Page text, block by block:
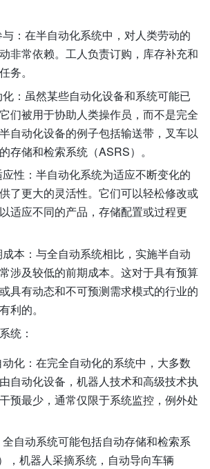
：在半自动化系统中，对人类劳动的
非常依赖。工人负责订购，库存补充和
务。
：虽然某些自动化设备和系统可能已
们被用于协助人类操作员，而不是完全
自动化设备的例子包括输送带，叉车以
存储和检索系统（ASRS）。
性：半自动化系统为适应不断变化的
了更大的灵活性。它们可以轻松修改或
适应不同的产品，存储配置或过程更
本：与全自动系统相比，实施半自动
涉及较低的前期成本。这对于具有预算
具有动态和不可预测需求模式的行业的
利的。
统：
化：在完全自动化的系统中，大多数
自动化设备，机器人技术和高级技术执
预最少，通常仅限于系统监控，例外处
自动系统可能包括自动存储和检索系
，机器人采摘系统，自动导向车辆